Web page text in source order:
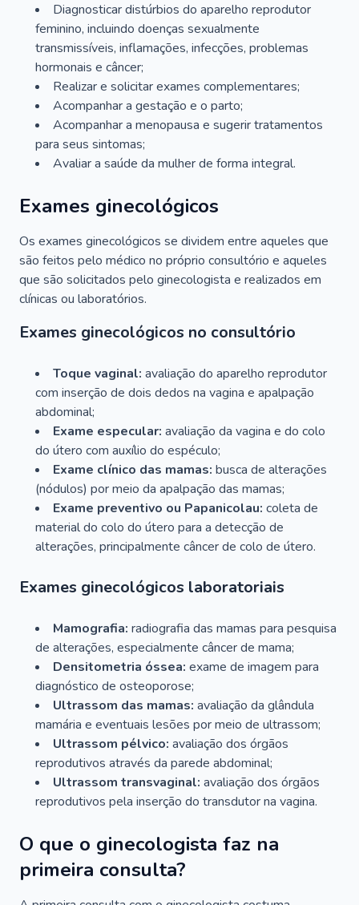
Diagnosticar distúrbios do aparelho reprodutor
feminino, incluindo doenças sexualmente
transmissíveis, inflamações, infecções, problemas
hormonais e câncer;
Realizar e solicitar exames complementares;
Acompanhar a gestação e o parto;
Acompanhar a menopausa e sugerir tratamentos
para seus sintomas;
Avaliar a saúde da mulher de forma integral.
Exames ginecológicos
Os exames ginecológicos se dividem entre aqueles que
são feitos pelo médico no próprio consultório e aqueles
que são solicitados pelo ginecologista e realizados em
clínicas ou laboratórios.
Exames ginecológicos no consultório
Toque vaginal: avaliação do aparelho reprodutor
com inserção de dois dedos na vagina e apalpação
abdominal;
Exame especular: avaliação da vagina e do colo
do útero com auxílio do espéculo;
Exame clínico das mamas: busca de alterações
(nódulos) por meio da apalpação das mamas;
Exame preventivo ou Papanicolau: coleta de
material do colo do útero para a detecção de
alterações, principalmente câncer de colo de útero.
Exames ginecológicos laboratoriais
Mamografia: radiografia das mamas para pesquisa
de alterações, especialmente câncer de mama;
Densitometria óssea: exame de imagem para
diagnóstico de osteoporose;
Ultrassom das mamas: avaliação da glândula
mamária e eventuais lesões por meio de ultrassom;
Ultrassom pélvico: avaliação dos órgãos
reprodutivos através da parede abdominal;
Ultrassom transvaginal: avaliação dos órgãos
reprodutivos pela inserção do transdutor na vagina.
O que o ginecologista faz na
primeira consulta?